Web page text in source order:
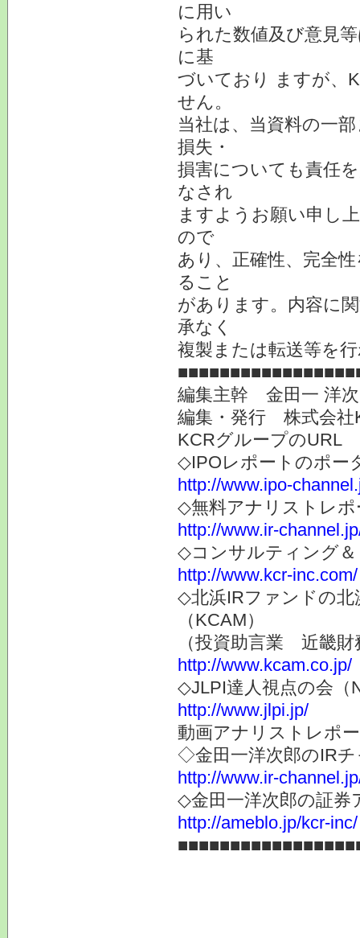
に用い
られた数値及び意見
に基
づいており ますが、
せん。
当社は、当資料の一
損失・
損害についても責任
なされ
ますようお願い申し
ので
あり、正確性、完全
ること
があります。内容に
承なく
複製または転送等を
編集主幹 金田一 洋
編集・発行 株式会社
KCRグループのURL
◇IPOレポートのポー
http://www.ipo-
◇無料アナリストレ
http://www.ir-
◇コンサルティング＆
http://www.kcr-inc.com/
◇北浜IRファンドの
（KCAM）
（投資助言業 近畿財
http://www.kcam.co.jp/
◇JLPI達人視点の会（
http://www.jlpi.jp/
動画アナリストレポ
◇金田一洋次郎のIR
http://www.ir-
◇金田一洋次郎の証券
http://ameblo.jp/kcr-inc/